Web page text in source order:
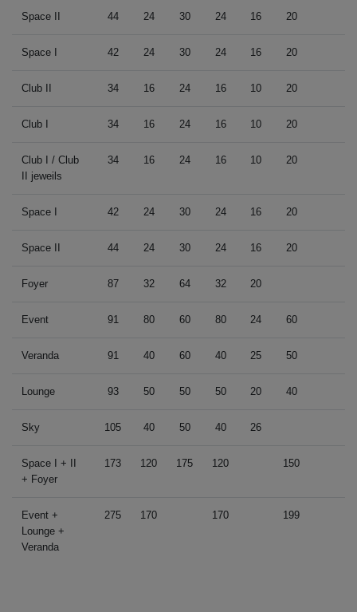
Space II 44 24 30 24 16 20
Space I 42 24 30 24 16 20
Club II 34 16 24 16 10 20
Club I 34 16 24 16 10 20
Club I / Club
II jeweils
34 16 24 16 10 20
Space I 42 24 30 24 16 20
Space II 44 24 30 24 16 20
Foyer 87 32 64 32 20
Event 91 80 60 80 24 60
Veranda 91 40 60 40 25 50
Lounge 93 50 50 50 20 40
Sky 105 40 50 40 26
Space I + II
+ Foyer
173 120 175 120 150
Event +
Lounge +
Veranda
275 170 170 199